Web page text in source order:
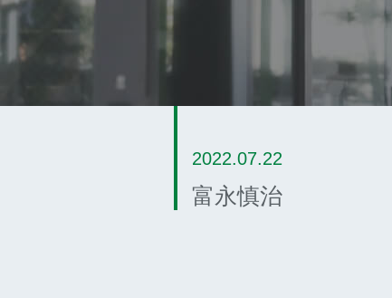
2022.07.22
富永慎治